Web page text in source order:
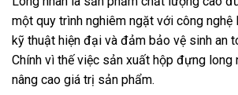
một quy trình nghiêm ngặt với công nghệ
kỹ thuật hiện đại và đảm bảo vệ sinh an
Chính vì thế việc sản xuất hộp đựng long
nâng cao giá trị sản phẩm.